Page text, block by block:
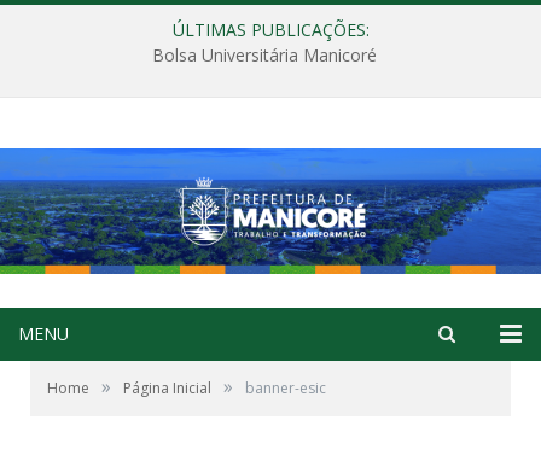
ÚLTIMAS PUBLICAÇÕES:
Bolsa Universitária Manicoré
MENU
Home » Página Inicial » banner-esic